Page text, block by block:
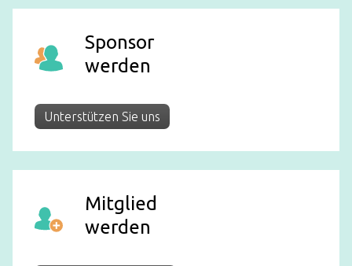
Sponsor
werden
Unterstützen Sie uns
Mitglied
werden